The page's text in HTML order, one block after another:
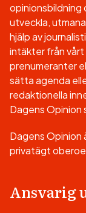
opinionsbildning
utveckla,
hjälp av
intäkter från vårt
prenumeranter
sätta agenda
redaktionella
Dagens
Dagens
privatägt
Ansvarig